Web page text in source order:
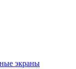
экраны